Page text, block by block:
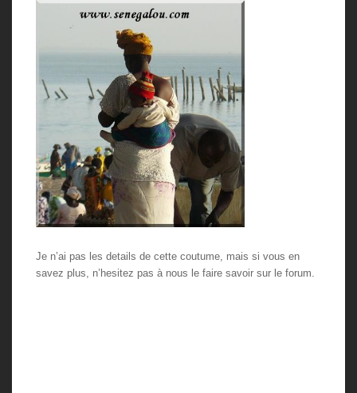
Je n’ai pas les details de cette coutume, mais si vous en
savez plus, n’hesitez pas à nous le faire savoir sur le forum.